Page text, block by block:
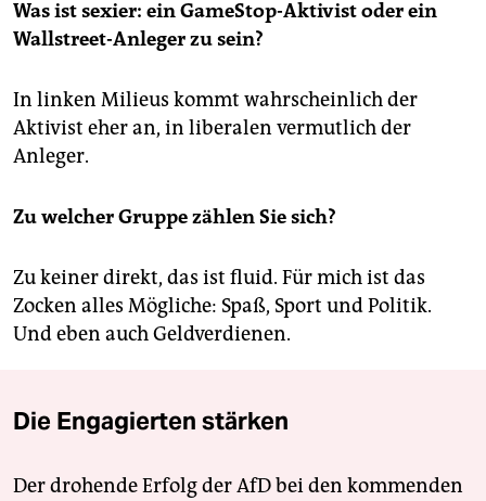
Was ist sexier: ein GameStop-Aktivist oder ein
Wallstreet-Anleger zu sein?
In linken Milieus kommt wahrscheinlich der
Aktivist eher an, in liberalen vermutlich der
Anleger.
Zu welcher Gruppe zählen Sie sich?
Zu keiner direkt, das ist fluid. Für mich ist das
Zocken alles Mögliche: Spaß, Sport und Politik.
Und eben auch Geldverdienen.
Die Engagierten stärken
Der drohende Erfolg der AfD bei den kommenden